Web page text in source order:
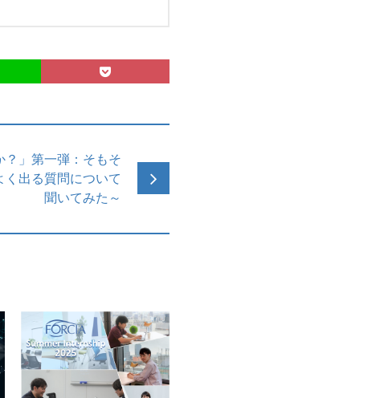
？」第一弾：そもそ
く出る質問について
聞いてみた～